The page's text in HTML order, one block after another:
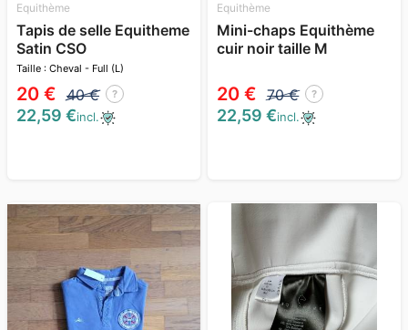
Equithème
Tapis de selle Equitheme
Satin CSO
Taille : Cheval - Full (L)
20 € 40 € ?
22,59 €incl.
Equithème
Mini-chaps Equithème
cuir noir taille M
20 € 70 € ?
22,59 €incl.